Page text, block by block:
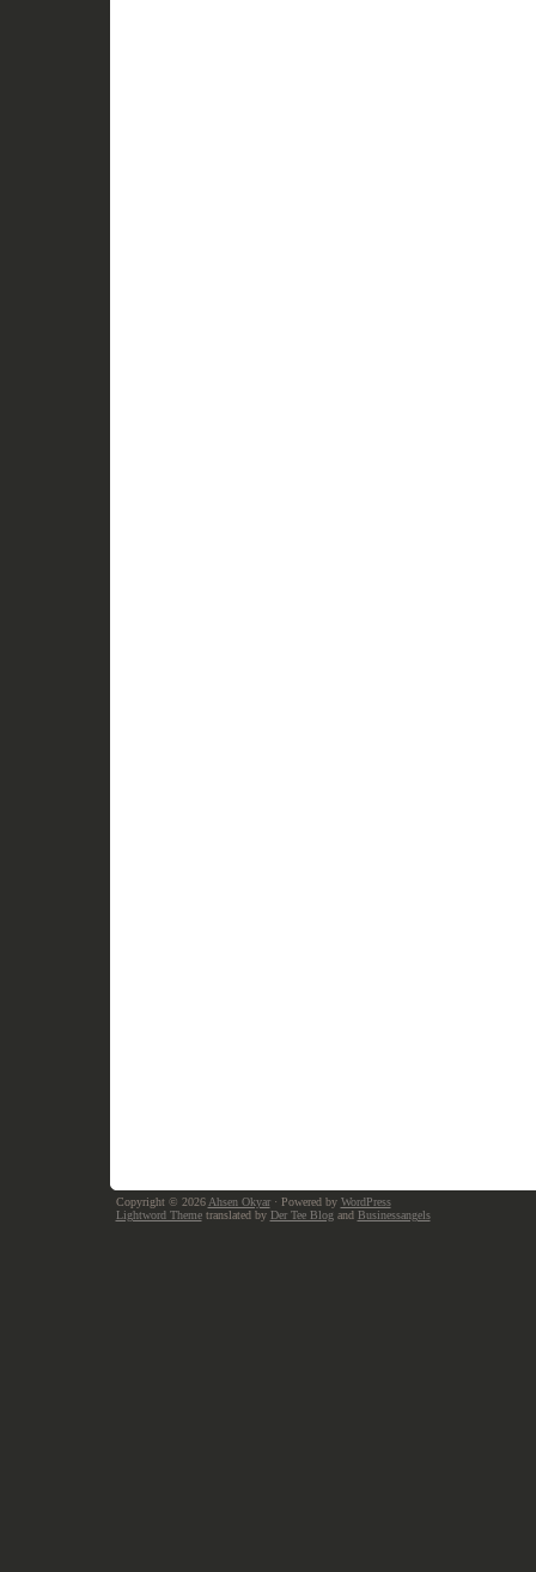
Copyright © 2026 Ahsen Okyar· Powered by WordPress
Lightword Themetranslated by Der Tee Blog and Businessangels